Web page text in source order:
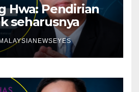
Hwa: Pendirian
seharusnya
sumber
asas
yang sihat】
MALAYSIANEWSEYES